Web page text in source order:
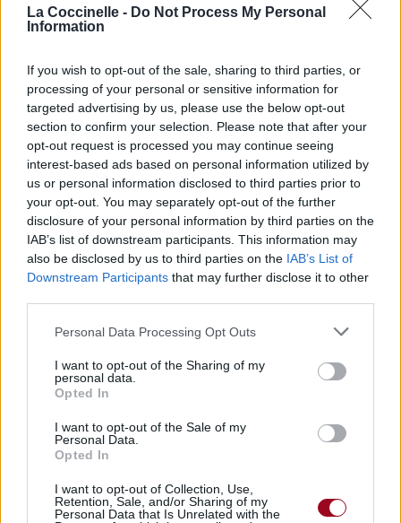
La Coccinelle - Do Not Process My Personal
Information
If you wish to opt-out of the sale, sharing to third parties, or
processing of your personal or sensitive information for
targeted advertising by us, please use the below opt-out
section to confirm your selection. Please note that after your
opt-out request is processed you may continue seeing
interest-based ads based on personal information utilized by
us or personal information disclosed to third parties prior to
your opt-out. You may separately opt-out of the further
disclosure of your personal information by third parties on the
IAB’s list of downstream participants. This information may
also be disclosed by us to third parties on the IAB’s List of
Downstream Participants that may further disclose it to other
Personal Data Processing Opt Outs
I want to opt-out of the Sharing of my
personal data.
Opted In
I want to opt-out of the Sale of my
Personal Data.
Opted In
I want to opt-out of Collection, Use,
Retention, Sale, and/or Sharing of my
Personal Data that Is Unrelated with the
Publié parVisa 247834 5 5 7 le 4 novembre 2017
à 12h38.
Chanteurs : Plan B
Albums : Heaven Before All Hell Breaks
Lose
Téléchargement
Commentaires
Pour prolonger le plaisir musical :
Vous aimez chanter, apprenez la guitare chez
Télécharger légalement les MP3 sur